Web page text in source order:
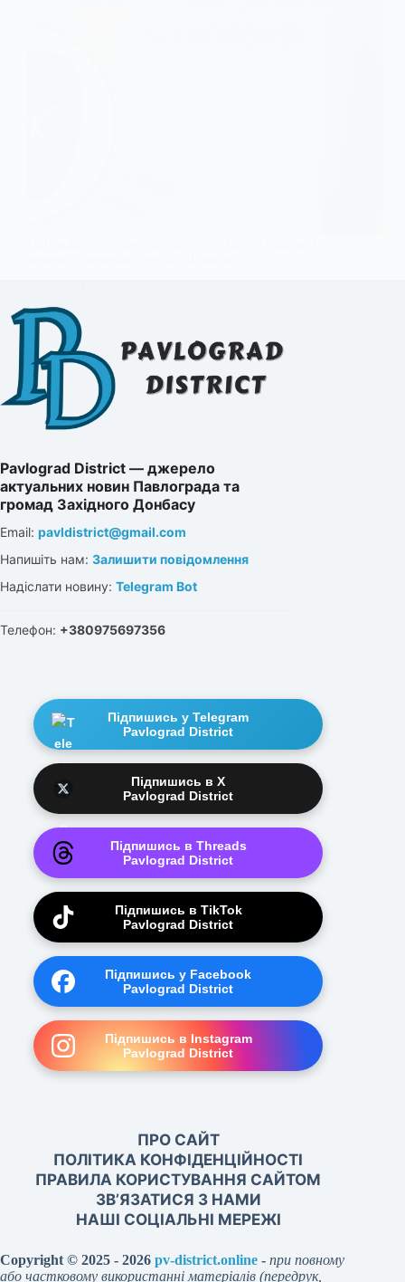
Pavlograd District — джерело
актуальних новин Павлограда та
громад Західного Донбасу
Email: pavldistrict@gmail.com
Напишіть нам: Залишити повідомлення
Надіслати новину: Telegram Bot
Телефон: +380975697356
Підпишись у Telegram
Pavlograd District
Підпишись в X
Pavlograd District
Підпишись в Threads
Pavlograd District
Підпишись в TikTok
Pavlograd District
Підпишись у Facebook
Pavlograd District
Підпишись в Instagram
Pavlograd District
ПРО САЙТ
ПОЛІТИКА КОНФІДЕНЦІЙНОСТІ
ПРАВИЛА КОРИСТУВАННЯ САЙТОМ
ЗВ’ЯЗАТИСЯ З НАМИ
НАШІ СОЦІАЛЬНІ МЕРЕЖІ
Copyright © 2025 - 2026 pv-district.online - при повному
або частковому використанні матеріалів (передрук,